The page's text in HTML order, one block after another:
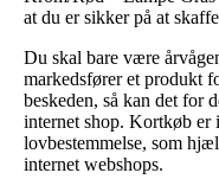
at du er sikker på at
Du skal bare være
markedsfører et produkt
beskeden, så kan det for
internet shop. Kortkøb er
lovbestemmelse, som
internet webshops.